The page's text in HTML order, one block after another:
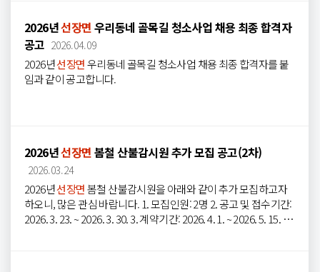
1 아산원예농업협동조합 온궁지점 충남 아산시 모종로 49 ( 모종
동 ) 소매업 2023.7.31. 부터 142 선도농협주유소 충남 아산시
면아산만로 603 주유소 2023.7.31. 부터 143 온양농협주유소 충
남 아산시 신창면 서부북로 906 주유소 2023.7.31. 부터 144 도뜰
한돈 영농조합법인 ( 분사무소 ) 충남 아산시 온천대로 1686-11 ( 풍
7 선도농협선장지점 충남 아산시선장면선장로 110 번길 1 소매
업 2023.7.31. 부터 148 염치농협 석정지점 하나로마트 충남 아산
시...
2026년선장면우리동네 골목길 청소사업 채용 최종 합격자
공고 2026.04.09
2026년선장면우리동네 골목길 청소사업 채용 최종 합격자를 붙
임과 같이 공고합니다.
2026년선장면봄철 산불감시원 추가 모집 공고(2차)
2026.03.24
2026년선장면봄철 산불감시원을 아래와 같이 추가 모집하고자
하오니, 많은 관심 바랍니다. 1. 모집인원: 2명 2. 공고 및 접수기간:
2026. 3. 23. ~ 2026. 3. 30. 3. 계약기간: 2026. 4. 1. ~ 2026. 5. 15. ※